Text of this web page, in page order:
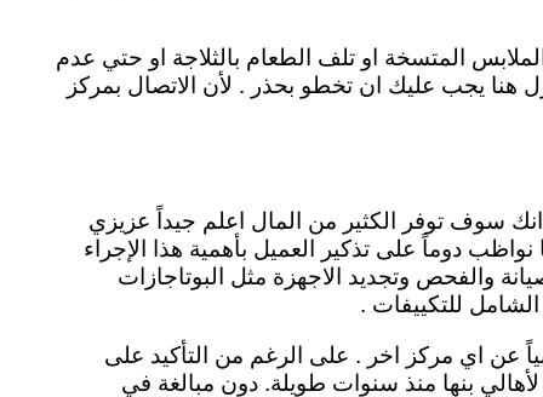
المتسخة او تلف الطعام بالثلاجة او حتي عدم
هنا يجب عليك ان تخطو بحذر . لأن الاتصال بمركز
سوف توفر الكثير من المال اعلم جيداً عزيزي
دوماً على تذكير العميل بأهمية هذا الإجراء
والفحص وتجديد الاجهزة مثل البوتاجازات
للتكييفات .
عن اي مركز اخر . على الرغم من التأكيد على
بنها منذ سنوات طويلة. دون مبالغة في